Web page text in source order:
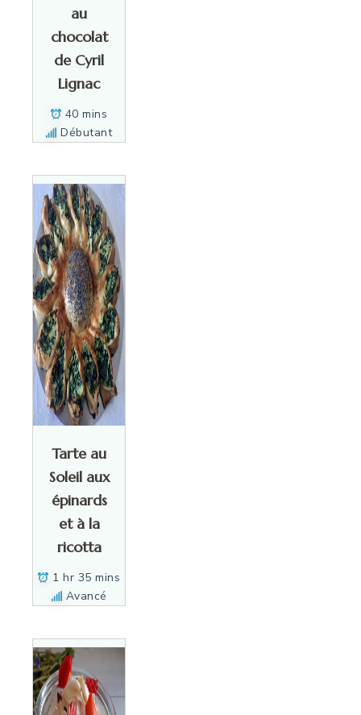
au
chocolat
de Cyril
Lignac
40 mins
Débutant
Tarte au
Soleil aux
épinards
et à la
ricotta
1 hr 35 mins
Avancé